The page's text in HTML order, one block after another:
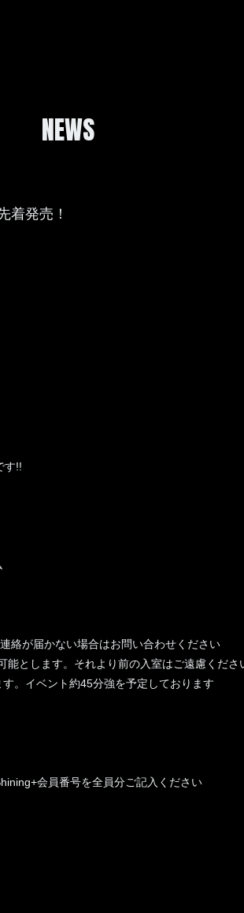
NEWS
着発売！
す!!
絡が届かない場合はお問い合わせください
とします。それより前の入室はご遠慮くださ
。イベント約45分強を予定しております
会員番号を全員分ご記入ください